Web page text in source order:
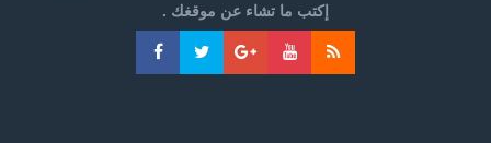
إكتب ما تشاء عن موقغك .